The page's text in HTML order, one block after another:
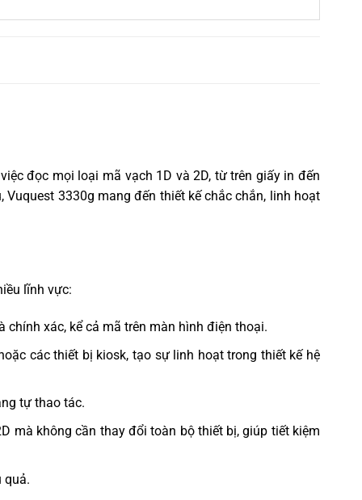
đọc mọi loại mã vạch 1D và 2D, từ trên giấy in đến
3330g mang đến thiết kế chắc chắn, linh hoạt
lĩnh vực:
xác, kể cả mã trên màn hình điện thoại.
các thiết bị kiosk, tạo sự linh hoạt trong thiết kế hệ
tự thao tác.
mà không cần thay đổi toàn bộ thiết bị, giúp tiết kiệm
quả.